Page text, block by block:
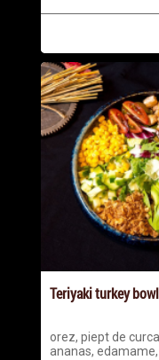
Teriyaki turkey bowl
orez, piept de
ananas,